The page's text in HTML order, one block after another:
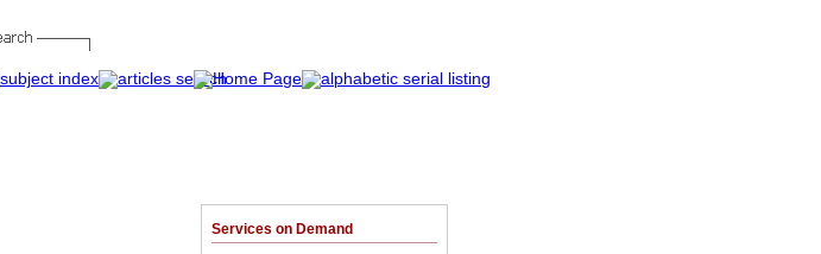
Services on Demand